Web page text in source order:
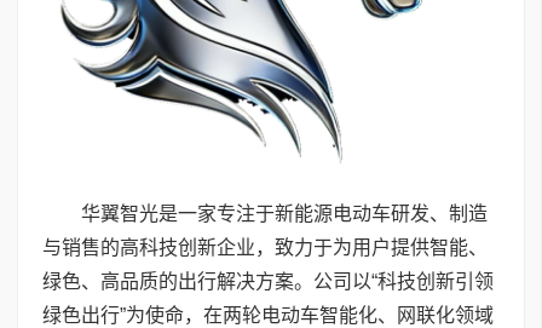
华翼智光是一家专注于新能源电动车研发、制造
与销售的高科技创新企业，致力于为用户提供智能、
绿色、高品质的出行解决方案。公司以“科技创新引领
绿色出行”为使命，在两轮电动车智能化、网联化领域